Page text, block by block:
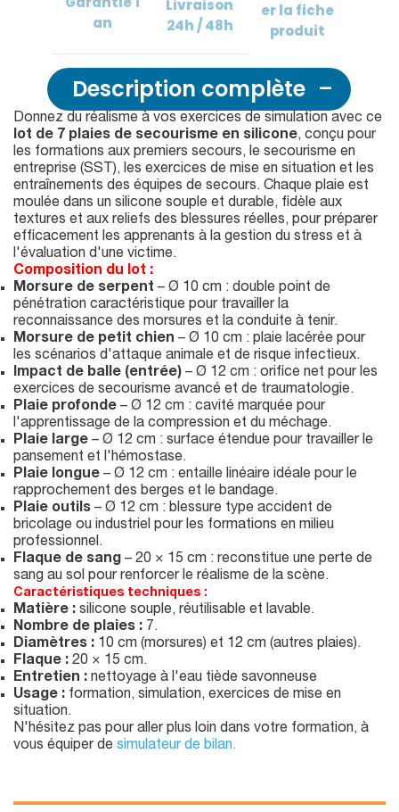
an
Livraison
24h / 48h
erla fiche
produit
Description complète
Donnez du réalisme à vos exercices de simulation avec ce
lot de 7 plaies de secourisme en silicone, conçu pour
les formations aux premiers secours, le secourisme en
entreprise (SST), les exercices de mise en situation et les
entraînements des équipes de secours. Chaque plaie est
moulée dans un silicone souple et durable, fidèle aux
textures et aux reliefs des blessures réelles, pour préparer
efficacement les apprenants à la gestion du stress et à
l'évaluation d'une victime.
Composition du lot :
Morsure de serpent – Ø 10 cm : double point de
pénétration caractéristique pour travailler la
reconnaissance des morsures et la conduite à tenir.
Morsure de petit chien – Ø 10 cm : plaie lacérée pour
les scénarios d'attaque animale et de risque infectieux.
Impact de balle (entrée) – Ø 12 cm : orifice net pour les
exercices de secourisme avancé et de traumatologie.
Plaie profonde – Ø 12 cm : cavité marquée pour
l'apprentissage de la compression et du méchage.
Plaie large – Ø 12 cm : surface étendue pour travailler le
pansement et l'hémostase.
Plaie longue – Ø 12 cm : entaille linéaire idéale pour le
rapprochement des berges et le bandage.
Plaie outils – Ø 12 cm : blessure type accident de
bricolage ou industriel pour les formations en milieu
professionnel.
Flaque de sang – 20 × 15 cm : reconstitue une perte de
sang au sol pour renforcer le réalisme de la scène.
Caractéristiques techniques :
Matière : silicone souple, réutilisable et lavable.
Nombre de plaies : 7.
Diamètres : 10 cm (morsures) et 12 cm (autres plaies).
Flaque : 20 × 15 cm.
Entretien : nettoyage à l'eau tiède savonneuse
Usage : formation, simulation, exercices de mise en
situation.
N'hésitez pas pour aller plus loin dans votre formation, à
vous équiper de simulateur de bilan.